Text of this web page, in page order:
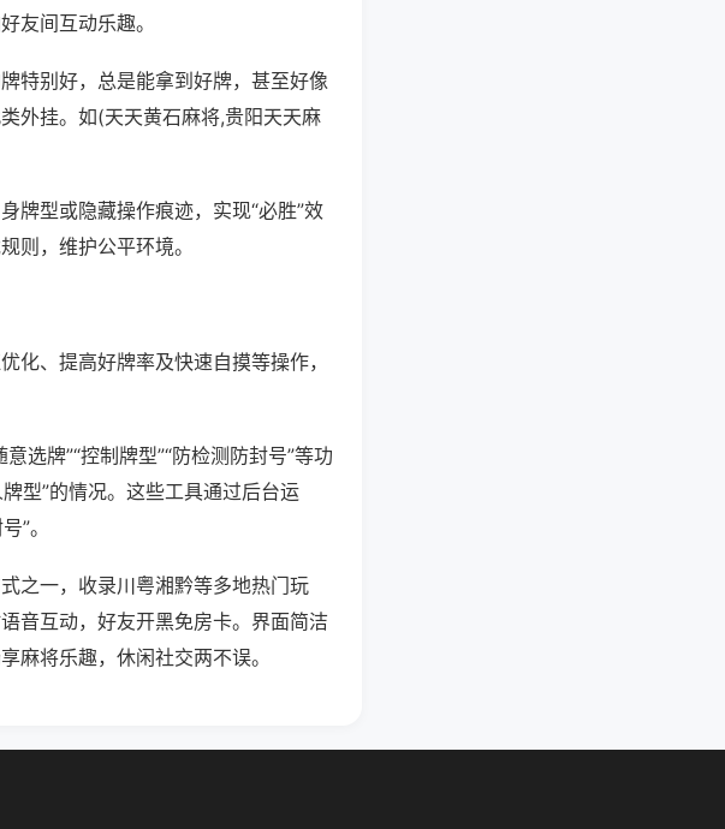
友间互动乐趣。
特别好，总是能拿到好牌，甚至好像
外挂。如(天天黄石麻将,贵阳天天麻
牌型或隐藏操作痕迹，实现“必胜”效
则，维护公平环境。
化、提高好牌率及快速自摸等操作，
选牌”“控制牌型”“防检测防封号”等功
型”的情况。这些工具通过后台运
”。
之一，收录川粤湘黔等多地热门玩
音互动，好友开黑免房卡。界面简洁
麻将乐趣，休闲社交两不误。